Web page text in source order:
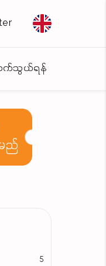
သွယ်ရန်
ည်
5